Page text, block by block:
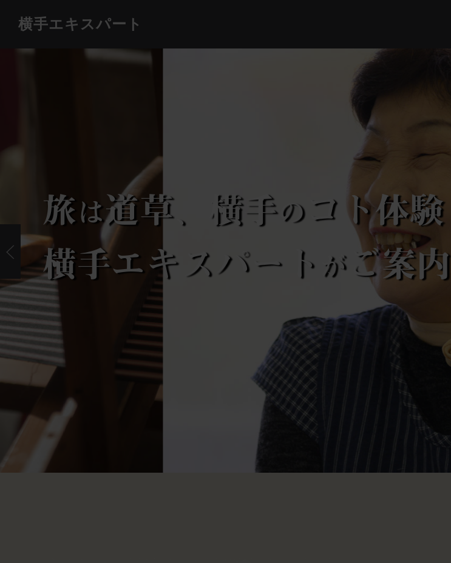
横手エキスパート
旅は道草、 横手の コト体験
横手エキスパート が ご案内